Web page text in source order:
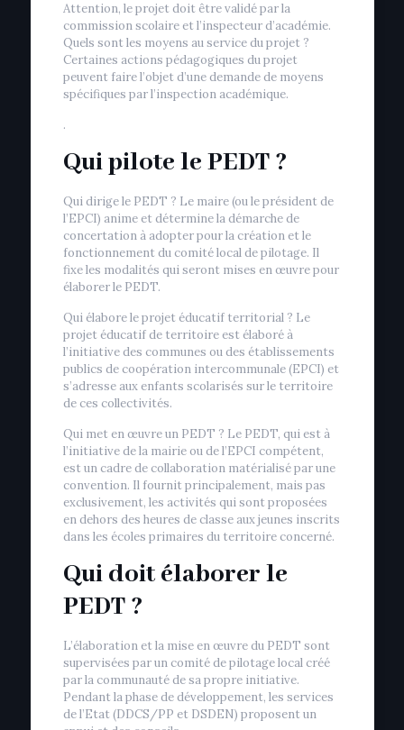
Attention, le projet doit être validé par la
commission scolaire et l’inspecteur d’académie.
Quels sont les moyens au service du projet ?
Certaines actions pédagogiques du projet
peuvent faire l’objet d’une demande de moyens
spécifiques par l’inspection académique.
.
Qui pilote le PEDT ?
Qui dirige le PEDT ? Le maire (ou le président de
l’EPCI) anime et détermine la démarche de
concertation à adopter pour la création et le
fonctionnement du comité local de pilotage. Il
fixe les modalités qui seront mises en œuvre pour
élaborer le PEDT.
Qui élabore le projet éducatif territorial ? Le
projet éducatif de territoire est élaboré à
l’initiative des communes ou des établissements
publics de coopération intercommunale (EPCI) et
s’adresse aux enfants scolarisés sur le territoire
de ces collectivités.
Qui met en œuvre un PEDT ? Le PEDT, qui est à
l’initiative de la mairie ou de l’EPCI compétent,
est un cadre de collaboration matérialisé par une
convention. Il fournit principalement, mais pas
exclusivement, les activités qui sont proposées
en dehors des heures de classe aux jeunes inscrits
dans les écoles primaires du territoire concerné.
Qui doit élaborer le
PEDT ?
L’élaboration et la mise en œuvre du PEDT sont
supervisées par un comité de pilotage local créé
par la communauté de sa propre initiative.
Pendant la phase de développement, les services
de l’Etat (DDCS/PP et DSDEN) proposent un